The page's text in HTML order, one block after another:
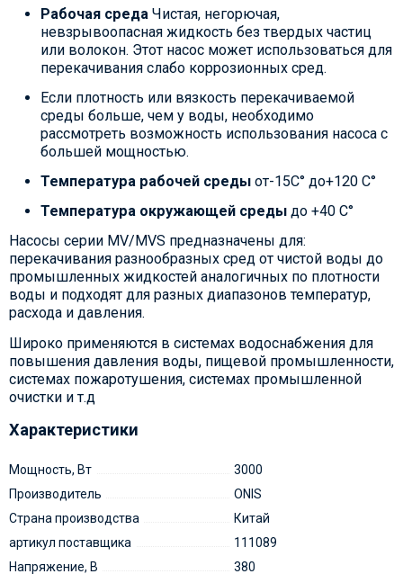
Рабочая средаЧистая, негорючая,
невзрывоопасная жидкость без твердых частиц
или волокон. Этот насос может использоваться для
перекачивания слабо коррозионных сред.
Если плотность или вязкость перекачиваемой
среды больше, чем у воды, необходимо
рассмотреть возможность использования насоса с
большей мощностью.
Температура рабочей средыот-15С° до+120 С°
Температура окружающей средыдо +40 С°
Насосы серии MV/MVS предназначены для:
перекачивания разнообразных сред от чистой воды до
промышленных жидкостей аналогичных по плотности
воды и подходят для разных диапазонов температур,
расхода и давления.
Широко применяются в системах водоснабжения для
повышения давления воды, пищевой промышленности,
системах пожаротушения, системах промышленной
очистки и т.д
Характеристики
Мощность, Вт
3000
Производитель
ONIS
Страна производства
Китай
артикул поставщика
111089
Напряжение, В
380